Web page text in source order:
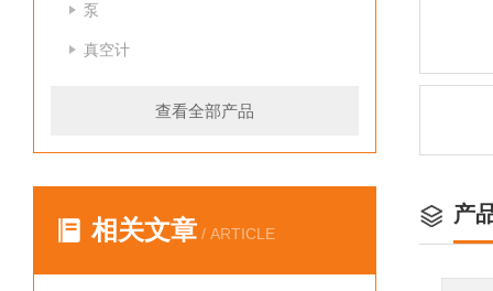
泵
真空计
查看全部产品
相关文章 / ARTICLE
产